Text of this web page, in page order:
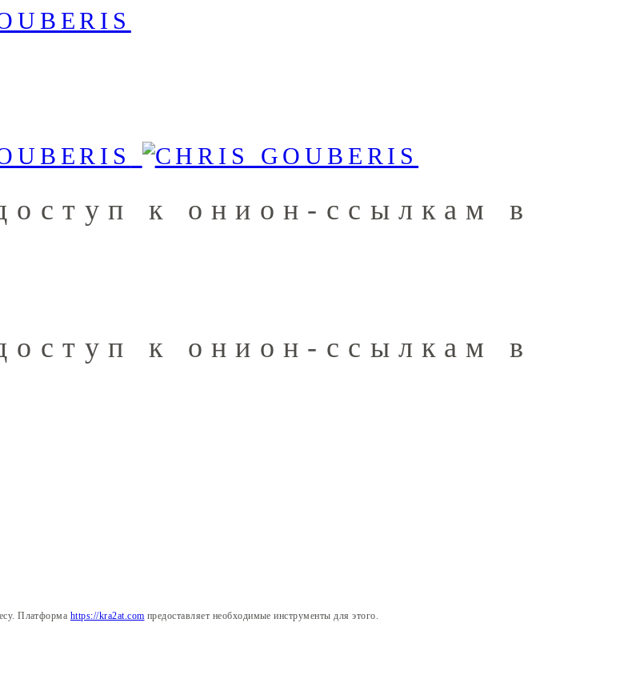
к онион-ссылкам в
к онион-ссылкам в
Платформа https://kra2at.com предоставляет необходимые инструменты для этого.